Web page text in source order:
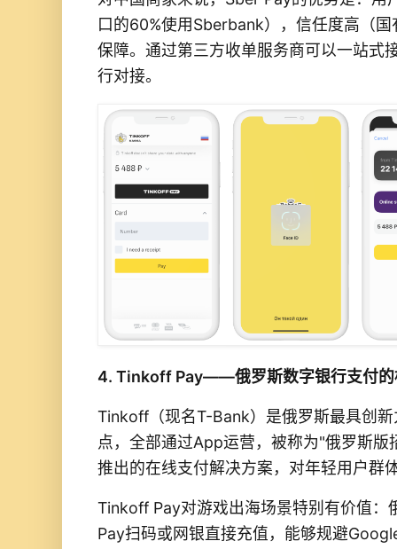
口的60%使用Sberbank），信任度高（
保障。通过第三方收单服务商可以一站式
行对接。
4. Tinkoff Pay——俄罗斯数字银行支付的
Tinkoff（现名T-Bank）是俄罗斯最具创
点，全部通过App运营，被称为"俄罗斯
推出的在线支付解决方案，对年轻用户群
Tinkoff Pay对游戏出海场景特别有价值：
Pay扫码或网银直接充值，能够规避